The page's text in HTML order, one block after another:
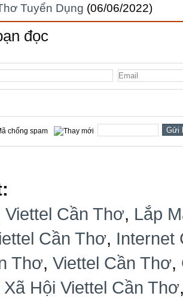
Tuyển Dụng (06/06/2022)
đọc
Viettel Cần Thơ, Lắp
Cần Thơ, Internet
Thơ, Viettel Cần Thơ,
Hội Viettel Cần Thơ